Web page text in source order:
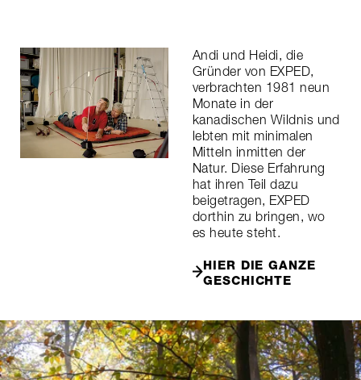
Andi und Heidi, die
Gründer von EXPED,
verbrachten 1981 neun
Monate in der
kanadischen Wildnis und
lebten mit minimalen
Mitteln inmitten der
Natur. Diese Erfahrung
hat ihren Teil dazu
beigetragen, EXPED
dorthin zu bringen, wo
es heute steht.
HIER DIE GANZE
GESCHICHTE